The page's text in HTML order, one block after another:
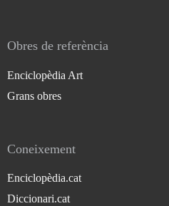
Obres de referència
Enciclopèdia Art
Grans obres
Coneixement
Enciclopèdia.cat
Diccionari.cat